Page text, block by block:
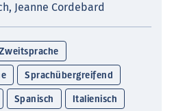
Jeanne Cordebard
Sprachübergreifend
Spanisch Italienisch